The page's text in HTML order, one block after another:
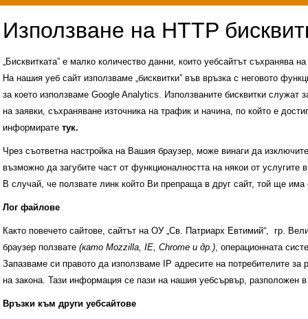
Свободни места за ученици
„Бисквитката” е малко количество данни, които уебсайтът съхранява
На нашия уеб сайт използваме „бисквитки” във връзка с неговото
за което използваме Google Analytics. Използваните бисквитки служат
на заявки, съхраняване източника на трафик и начина, по който е
информирате тук.
Чрез съответна настройка на Вашия браузер, може винаги да
възможно да загубите част от функционалността на някои от услугите
В случай, че ползвате линк който Ви препраща в друг сайт, той ще има
Лог файлове
Както повечето сайтове, сайтът на ОУ „Св. Патриарх Евтимий“, гр.
браузер ползвате (като Mozzilla, IE, Chrome и др.), операционната
Запазваме си правото да използваме IP адресите на потребителите
на закона. Тази информация се пази на нашия уебсървър,
Връзки към други уебсайтове